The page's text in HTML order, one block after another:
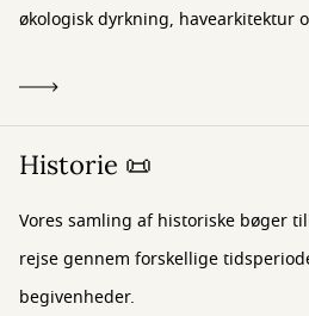
økologisk dyrkning, havearkitektur
Historie 📜
Vores samling af historiske bøger
rejse gennem forskellige
begivenheder.